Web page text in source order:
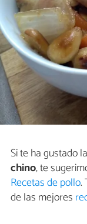
Si te ha gustado
chino, te
Recetas de pollo.
de las mejores